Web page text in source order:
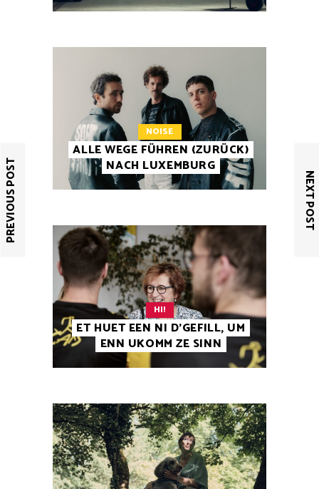
NOISE
ALLE WEGE FÜHREN (ZURÜCK)
NACH LUXEMBURG
HI!
ET HUET EEN NI D’GEFILL, UM
ENN UKOMM ZE SINN
PREVIOUS POST NEXT POST